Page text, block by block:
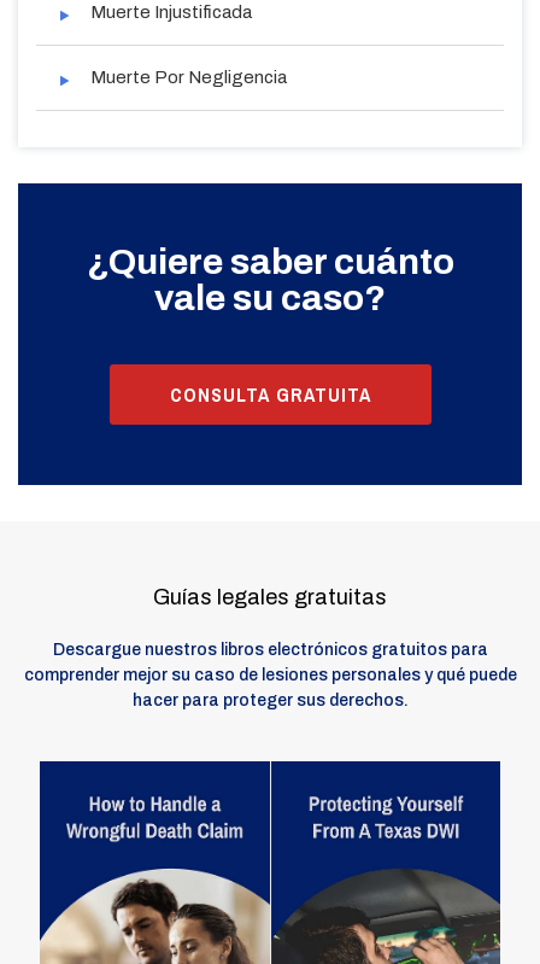
Muerte Injustificada
Muerte Por Negligencia
¿Quiere saber cuánto
vale su caso?
CONSULTA GRATUITA
Guías legales gratuitas
Descargue nuestros libros electrónicos gratuitos para
comprender mejor su caso de lesiones personales y qué puede
hacer para proteger sus derechos.